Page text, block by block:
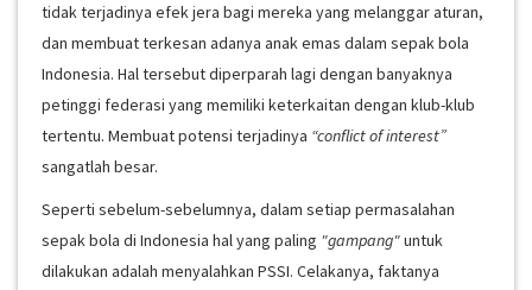
tidak terjadinya efek jera bagi mereka yang melanggar aturan,
dan membuat terkesan adanya anak emas dalam sepak bola
Indonesia. Hal tersebut diperparah lagi dengan banyaknya
petinggi federasi yang memiliki keterkaitan dengan klub-klub
tertentu. Membuat potensi terjadinya “conflict of interest”
sangatlah besar.
Seperti sebelum-sebelumnya, dalam setiap permasalahan
sepak bola di Indonesia hal yang paling "gampang"untuk
dilakukan adalah menyalahkan PSSI. Celakanya, faktanya